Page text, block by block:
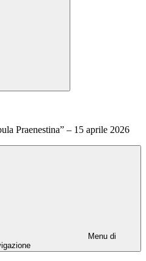
Praenestina” – 15 aprile 2026
Menu di